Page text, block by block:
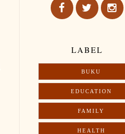
LABEL
BUKU
EDUCATION
FAMILY
HEALTH